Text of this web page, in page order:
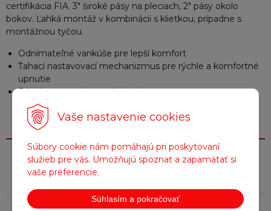
Vaše nastavenie cookies
Súbory cookie nám pomáhajú pri poskytovaní
služieb pre vás. Umožňujú spoznať a zapamätať si
vaše preferencie.
Súhlasím a pokračovať
certifikácia FIA. 3" široké pásy na pleciach, 2" pásy okolo
bokov. Ľahká montáž v kombinácii s klietkou, prípadne s
montážnou tyčou.
Odnímateľné vankúše pre lepší komfort
Ťahací nastavovací mechanizmus pre rýchle a komfortné
upnutie
Rýchlonastavenia na pleciach
Parametre
Farba Čierna